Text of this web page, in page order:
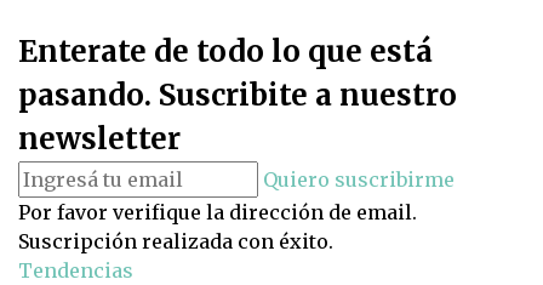
Enterate de todo lo que está
pasando. Suscribite a nuestro
newsletter
Quiero suscribirme
Por favor verifique la dirección de email.
Suscripción realizada con éxito.
Tendencias